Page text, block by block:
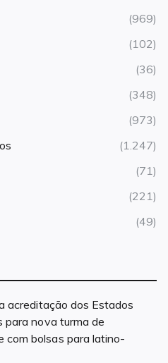
(969)
(102)
(36)
(348)
(973)
(1.247)
(71)
(221)
(49)
acreditação dos Estados
para nova turma de
com bolsas para latino-